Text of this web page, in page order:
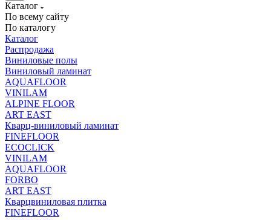
Каталог
По всему сайту
По каталогу
Каталог
Распродажа
Виниловые полы
Виниловый ламинат
AQUAFLOOR
VINILAM
ALPINE FLOOR
ART EAST
Кварц-виниловый ламинат
FINEFLOOR
ECOCLICK
VINILAM
AQUAFLOOR
FORBO
ART EAST
Кварцвиниловая плитка
FINEFLOOR